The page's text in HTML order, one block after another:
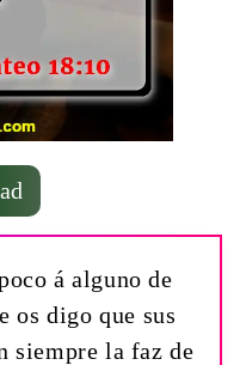
á alguno de
os digo que sus
siempre la faz de